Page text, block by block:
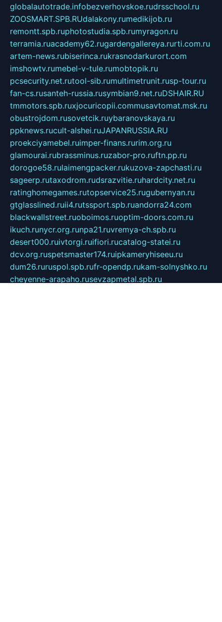
globalautotrade.infobezverhovskoe.rudrsschool.ru
ZOOSMART.SPB.RUdalakony.rumedikijob.ru
remontt.spb.ruphotostudia.spb.rumyragon.ru
terramia.ruacademy62.rugardengallereya.rurti.com.ru
artem-news.rubiserinca.rukrasnodarkurort.com
imshowtv.rumebel-v-tule.rumobtopik.ru
pcsecurity.net.rutool-sib.rumultimetrunit.rusp-tour.ru
fan-cs.rusanteh-russia.rusymbian9.net.ruDSHAIR.RU
tmmotors.spb.ruxjocuricopii.commusavtomat.msk.ru
obustrojdom.rusovetcik.ruybaranovskaya.ru
ppknews.rucult-alshei.ruJAPANRUSSIA.RU
proekciyamebel.ruimper-finans.rurim.org.ru
glamourai.rubrassminus.ruzabor-pro.ruftn.pp.ru
dorogoe58.rulaimengpacker.rukuzova-zapchasti.ru
sageerp.rutaxodrom.rudsrazvitie.ruhardcity.net.ru
ratinghomegames.rutopservice25.rugubernyan.ru
gtglasslined.ruii4.rutssport.spb.ruandorra24.com
blackwallstreet.ruoboimos.ruoptim-doors.com.ru
ikuch.runycr.org.runpa21.ruvremya-ch.spb.ru
desert000.ruivtorgi.ruifiori.rucatalog-statei.ru
dcv.org.ruspetsmaster174.ruipkameryhiseeu.ru
dum26.ruruspol.spb.rufr-opendp.rukam-solnyshko.ru
cheyenne-arapaho.rusevzapmetal.spb.ru